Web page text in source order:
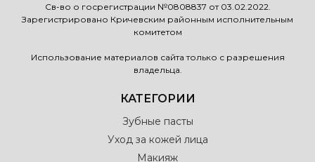
Св-во о госрегистрации №0808837 от 03.02.2022.
Зарегистрировано Кричевским районным исполнительным
комитетом
Использование материалов сайта только с разрешения
владельца.
КАТЕГОРИИ
Зубные пасты
Уход за кожей лица
Макияж